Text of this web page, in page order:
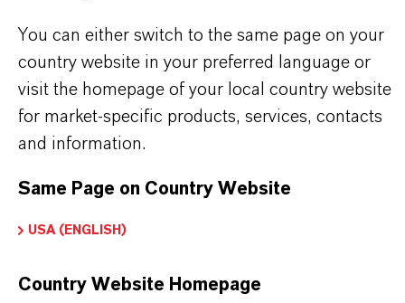
Als führendes Spezialchemieunternehmen bieten
wir weit mehr als nur hochwertige Produkte: Wir
stehen für Zuverlässigkeit, Innovationskraft und
partnerschaftliches Denken. Im Mittelpunkt
unseres Handelns stehen jedoch Sie: unsere
maßgeschneiderten Lösungen, globaler Präsenz
und einem tiefen Verständnis ihrer Märkte. Hier
LANXESS der richtige Partner für Ihr Unternehmen
You can either switch to the same page on your
country website in your preferred language or
visit the homepage of your local country website
for market-specific products, services, contacts
and information.
Same Page on Country Website
USA (ENGLISH)
Country Website Homepage